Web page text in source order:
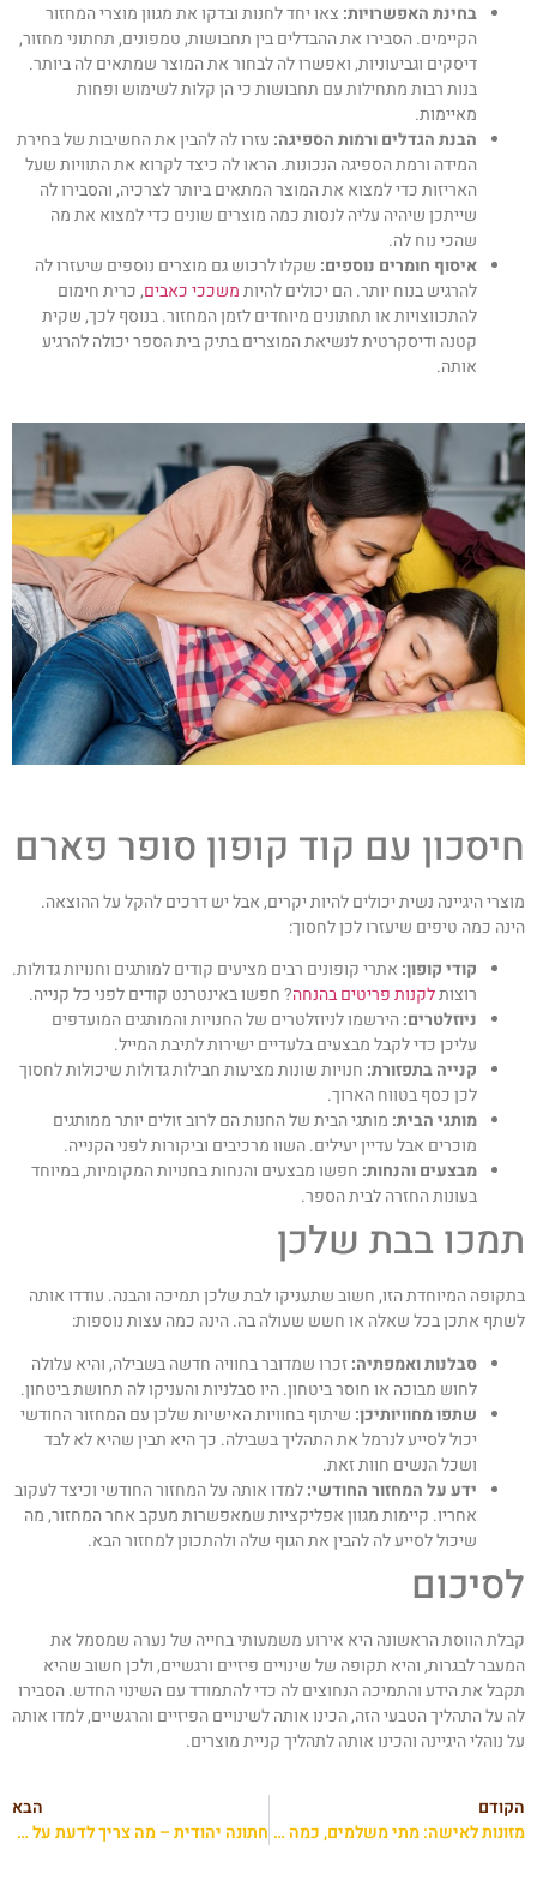
בחינת האפשרויות:צאו יחד לחנות ובדקו את מגוון מוצרי המחזור
הקיימים. הסבירו את ההבדלים בין תחבושות, טמפונים, תחתוני מחזור,
דיסקים וגביעוניות, ואפשרו לה לבחור את המוצר שמתאים לה ביותר.
בנות רבות מתחילות עם תחבושות כי הן קלות לשימוש ופחות
מאיימות.
הבנת הגדלים ורמות הספיגה:עזרו לה להבין את החשיבות של בחירת
המידה ורמת הספיגה הנכונות. הראו לה כיצד לקרוא את התוויות שעל
האריזות כדי למצוא את המוצר המתאים ביותר לצרכיה, והסבירו לה
שייתכן שיהיה עליה לנסות כמה מוצרים שונים כדי למצוא את מה
שהכי נוח לה.
איסוף חומרים נוספים:שקלו לרכוש גם מוצרים נוספים שיעזרו לה
להרגיש בנוח יותר. הם יכולים להיותמשככי כאבים, כרית חימום
להתכווצויות או תחתונים מיוחדים לזמן המחזור. בנוסף לכך, שקית
קטנה ודיסקרטית לנשיאת המוצרים בתיק בית הספר יכולה להרגיע
אותה.
עם קוד קופון סופר פארם
היגיינה נשית יכולים להיות יקרים, אבל יש דרכים להקל על ההוצאה.
כמה טיפים שיעזרו לכן לחסוך:
קודי קופון:אתרי קופונים רבים מציעים קודים למותגים וחנויות גדולות.
רוצותלקנות פריטים בהנחה? חפשו באינטרנט קודים לפני כל קנייה.
ניוזלטרים:הירשמו לניוזלטרים של החנויות והמותגים המועדפים
עליכן כדי לקבל מבצעים בלעדיים ישירות לתיבת המייל.
קנייה בתפזורת:חנויות שונות מציעות חבילות גדולות שיכולות לחסוך
לכן כסף בטווח הארוך.
מותגי הבית:מותגי הבית של החנות הם לרוב זולים יותר ממותגים
מוכרים אבל עדיין יעילים. השוו מרכיבים וביקורות לפני הקנייה.
מבצעים והנחות:חפשו מבצעים והנחות בחנויות המקומיות, במיוחד
בעונות החזרה לבית הספר.
בבת שלכן
המיוחדת הזו, חשוב שתעניקו לבת שלכן תמיכה והבנה. עודדו אותה
אתכן בכל שאלה או חשש שעולה בה. הינה כמה עצות נוספות:
סבלנות ואמפתיה:זכרו שמדובר בחוויה חדשה בשבילה, והיא עלולה
לחוש מבוכה או חוסר ביטחון. היו סבלניות והעניקו לה תחושת ביטחון.
שתפו מחוויותיכן:שיתוף בחוויות האישיות שלכן עם המחזור החודשי
יכול לסייע לנרמל את התהליך בשבילה. כך היא תבין שהיא לא לבד
ושכל הנשים חוות זאת.
ידע על המחזור החודשי:למדו אותה על המחזור החודשי וכיצד לעקוב
אחריו. קיימות מגוון אפליקציות שמאפשרות מעקב אחר המחזור, מה
שיכול לסייע לה להבין את הגוף שלה ולהתכונן למחזור הבא.
הווסת הראשונה היא אירוע משמעותי בחייה של נערה שמסמל את
לבגרות, והיא תקופה של שינויים פיזיים ורגשיים, ולכן חשוב שהיא
את הידע והתמיכה הנחוצים לה כדי להתמודד עם השינוי החדש. הסבירו
על התהליך הטבעי הזה, הכינו אותה לשינויים הפיזיים והרגשיים, למדו אותה
נוהלי היגיינה והכינו אותה לתהליך קניית מוצרים.
מזונות לאישה: מתי משלמים, כמה וכיצד תובעים?
הבא
חתונה יהודית – מה צריך לדעת על מסורת הטקסים העתיקה?